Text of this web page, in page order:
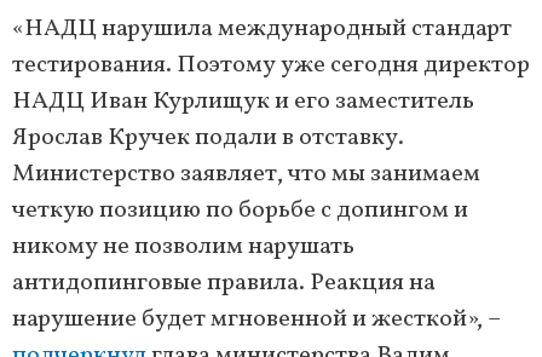
«НАДЦ нарушила международный стандарт
тестирования. Поэтому уже сегодня директор
НАДЦ Иван Курлищук и его заместитель
Ярослав Кручек подали в отставку.
Министерство заявляет, что мы занимаем
четкую позицию по борьбе с допингом и
никому не позволим нарушать
антидопинговые правила. Реакция на
нарушение будет мгновенной и жесткой», –